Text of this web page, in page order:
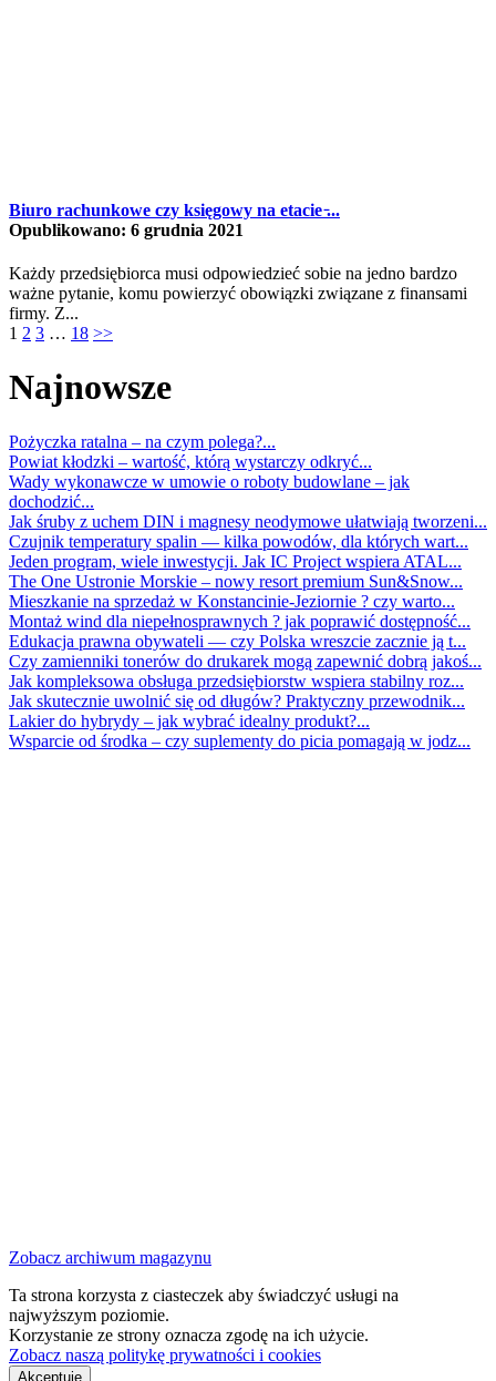
Biuro rachunkowe czy księgowy na etacie ̵...
Opublikowano: 6 grudnia 2021
Każdy przedsiębiorca musi odpowiedzieć sobie na jedno bardzo
ważne pytanie, komu powierzyć obowiązki związane z finansami
firmy. Z...
1 2 3 … 18 >>
Najnowsze
Pożyczka ratalna – na czym polega?...
Powiat kłodzki – wartość, którą wystarczy odkryć...
Wady wykonawcze w umowie o roboty budowlane – jak
dochodzić...
Jak śruby z uchem DIN i magnesy neodymowe ułatwiają tworzeni...
Czujnik temperatury spalin — kilka powodów, dla których wart...
Jeden program, wiele inwestycji. Jak IC Project wspiera ATAL...
The One Ustronie Morskie – nowy resort premium Sun&Snow...
Mieszkanie na sprzedaż w Konstancinie-Jeziornie ? czy warto...
Montaż wind dla niepełnosprawnych ? jak poprawić dostępność...
Edukacja prawna obywateli — czy Polska wreszcie zacznie ją t...
Czy zamienniki tonerów do drukarek mogą zapewnić dobrą jakoś...
Jak kompleksowa obsługa przedsiębiorstw wspiera stabilny roz...
Jak skutecznie uwolnić się od długów? Praktyczny przewodnik...
Lakier do hybrydy – jak wybrać idealny produkt?...
Wsparcie od środka – czy suplementy do picia pomagają w jodz...
Zobacz archiwum magazynu
Ta strona korzysta z ciasteczek aby świadczyć usługi na
najwyższym poziomie.
Korzystanie ze strony oznacza zgodę na ich użycie.
Zobacz naszą politykę prywatności i cookies
Akceptuję